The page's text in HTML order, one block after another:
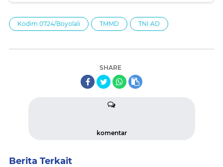
Kodim 0724/Boyolali TMMD TNI AD
SHARE
komentar
Berita Terkait